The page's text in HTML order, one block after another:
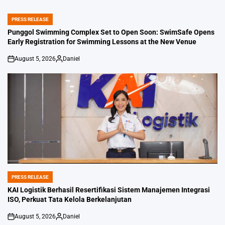
POSTED
IN
PRESS RELEASE
Punggol Swimming Complex Set to Open Soon: SwimSafe Opens
Early Registration for Swimming Lessons at the New Venue
on
August 5, 2026
Posted
by
Daniel
POSTED
IN
PRESS RELEASE
KAI Logistik Berhasil Resertifikasi Sistem Manajemen Integrasi
ISO, Perkuat Tata Kelola Berkelanjutan
on
August 5, 2026
Posted
Daniel